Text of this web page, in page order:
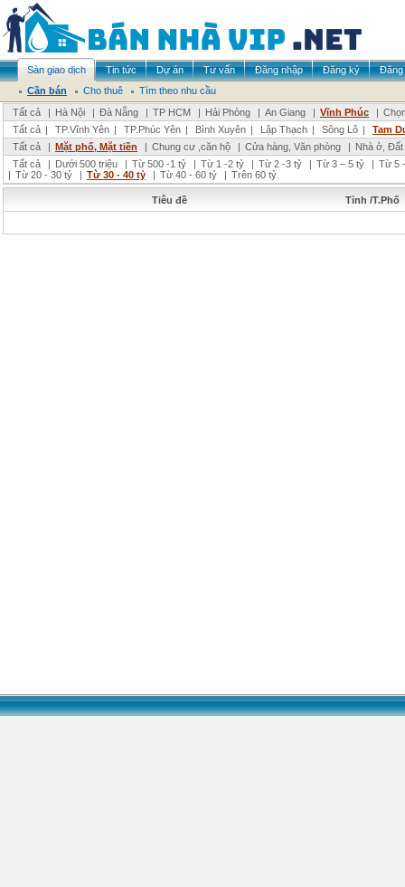
Sàn giao dịch Tin tức Dự án Tư vấn Đăng nhập Đăng ký
Đăng
Cần bán
Cho thuê
Tìm theo nhu cầu
Tất cả
| Hà Nội | Đà Nẵng | TP HCM | Hải Phòng | An Giang | Vĩnh Phúc |
Tất cả | TP.Vĩnh Yên | TP.Phúc Yên | Bình Xuyên | Lập Thạch | Sông Lô |
Tam
Tất cả
| Mặt phố, Mặt tiền | Chung cư ,căn hộ | Cửa hàng, Văn phòng | Nhà ở,
Tất cả
| Dưới 500 triệu | Từ 500 -1 tỷ | Từ 1 -2 tỷ | Từ 2 -3 tỷ | Từ 3 – 5 tỷ | Từ 5
| Từ 20 - 30 tỷ | Từ 30 - 40 tỷ | Từ 40 - 60 tỷ | Trên 60 tỷ
Tiêu đề Tỉnh /T.Phố